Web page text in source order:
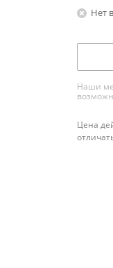
Нет
Наши
Цена